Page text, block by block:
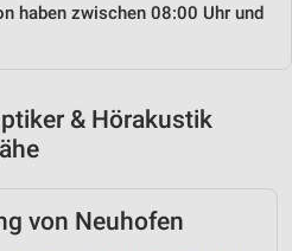
haben zwischen 08:00 Uhr und
& Hörakustik
von Neuhofen